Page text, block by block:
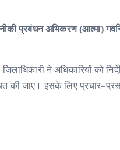
प्रबंधन अभिकरण (आत्मा)
ने अधिकारियों को
की जाए। इसके लिए